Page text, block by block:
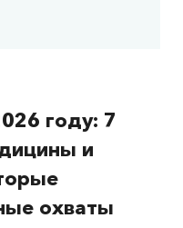
году: 7
и
охваты